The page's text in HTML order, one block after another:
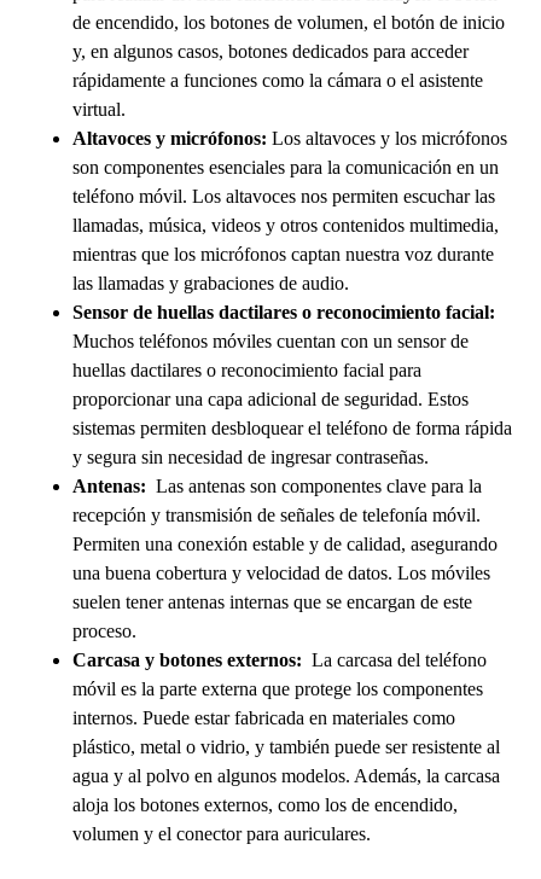
de encendido, los botones de volumen, el botón de inicio
y, en algunos casos, botones dedicados para acceder
rápidamente a funciones como la cámara o el asistente
virtual.
Altavoces y micrófonos: Los altavoces y los micrófonos
son componentes esenciales para la comunicación en un
teléfono móvil. Los altavoces nos permiten escuchar las
llamadas, música, videos y otros contenidos multimedia,
mientras que los micrófonos captan nuestra voz durante
las llamadas y grabaciones de audio.
Sensor de huellas dactilares o reconocimiento facial:
Muchos teléfonos móviles cuentan con un sensor de
huellas dactilares o reconocimiento facial para
proporcionar una capa adicional de seguridad. Estos
sistemas permiten desbloquear el teléfono de forma rápida
y segura sin necesidad de ingresar contraseñas.
Antenas: Las antenas son componentes clave para la
recepción y transmisión de señales de telefonía móvil.
Permiten una conexión estable y de calidad, asegurando
una buena cobertura y velocidad de datos. Los móviles
suelen tener antenas internas que se encargan de este
proceso.
Carcasa y botones externos: La carcasa del teléfono
móvil es la parte externa que protege los componentes
internos. Puede estar fabricada en materiales como
plástico, metal o vidrio, y también puede ser resistente al
agua y al polvo en algunos modelos. Además, la carcasa
aloja los botones externos, como los de encendido,
volumen y el conector para auriculares.